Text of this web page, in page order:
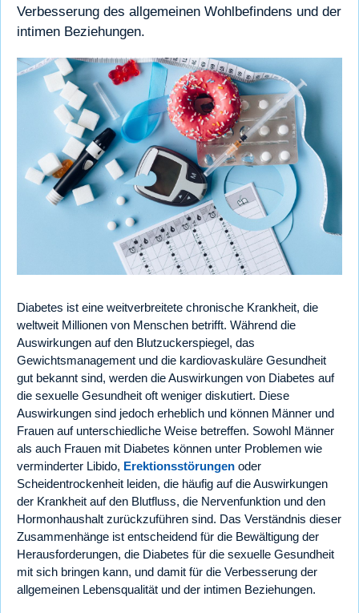
Verbesserung des allgemeinen Wohlbefindens und der
intimen Beziehungen.
Diabetes ist eine weitverbreitete chronische Krankheit, die
weltweit Millionen von Menschen betrifft. Während die
Auswirkungen auf den Blutzuckerspiegel, das
Gewichtsmanagement und die kardiovaskuläre Gesundheit
gut bekannt sind, werden die Auswirkungen von Diabetes auf
die sexuelle Gesundheit oft weniger diskutiert. Diese
Auswirkungen sind jedoch erheblich und können Männer und
Frauen auf unterschiedliche Weise betreffen. Sowohl Männer
als auch Frauen mit Diabetes können unter Problemen wie
verminderter Libido, Erektionsstörungen oder
Scheidentrockenheit leiden, die häufig auf die Auswirkungen
der Krankheit auf den Blutfluss, die Nervenfunktion und den
Hormonhaushalt zurückzuführen sind. Das Verständnis dieser
Zusammenhänge ist entscheidend für die Bewältigung der
Herausforderungen, die Diabetes für die sexuelle Gesundheit
mit sich bringen kann, und damit für die Verbesserung der
allgemeinen Lebensqualität und der intimen Beziehungen.